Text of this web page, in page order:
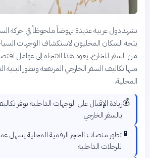
تشهد دول عربية عديدة نهوضاً ملحوظاً في حركة
يتجه السكان المحليون لاستكشاف الوجهات
من السفر للخارج. يعود هذا الاتجاه إلى عوامل
منها تكاليف السفر الخارجي المرتفعة وتطور البنية
المحلية.
💰زيادة الإقبال على الوجهات الداخلية توفر
بالسفر الخارجي
📱 تطور منصات الحجز الرقمية المحلية يسهل
للرحلات الداخلية